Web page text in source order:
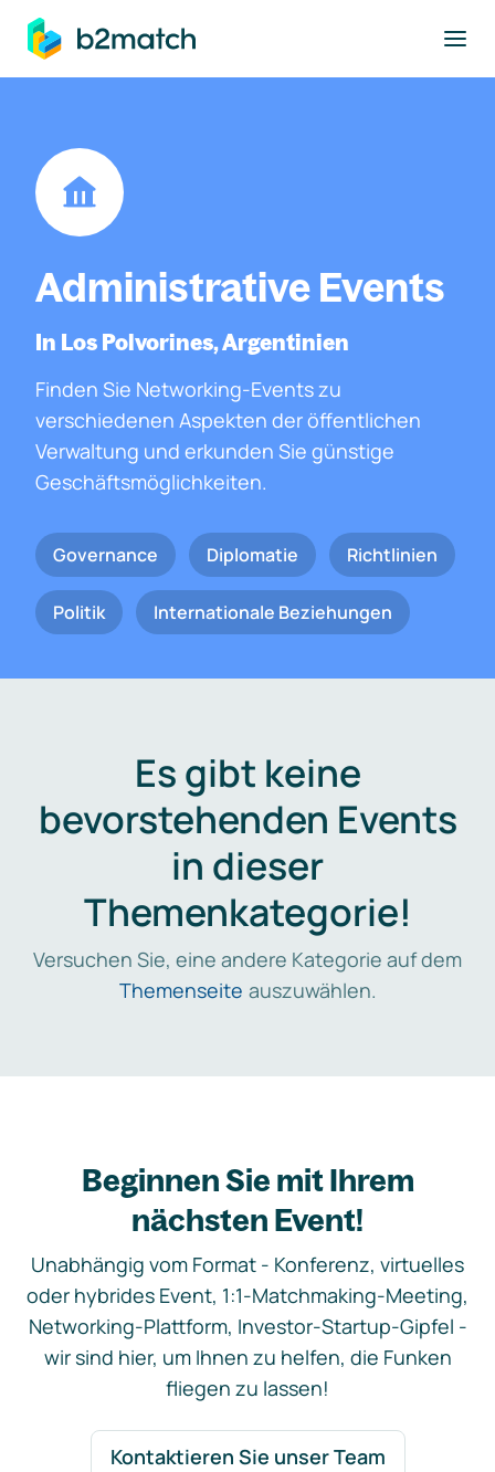
springen
Administrative Events
In Los Polvorines, Argentinien
Finden Sie Networking-Events zu
verschiedenen Aspekten der öffentlichen
Verwaltung und erkunden Sie günstige
Geschäftsmöglichkeiten.
Governance Diplomatie Richtlinien
Politik Internationale Beziehungen
Es gibt keine
bevorstehenden Events
in dieser
Themenkategorie!
Versuchen Sie, eine andere Kategorie auf dem
Themenseite auszuwählen.
Beginnen Sie mit Ihrem
nächsten Event!
Unabhängig vom Format - Konferenz, virtuelles
oder hybrides Event, 1:1-Matchmaking-Meeting,
Networking-Plattform, Investor-Startup-Gipfel -
wir sind hier, um Ihnen zu helfen, die Funken
fliegen zu lassen!
Kontaktieren Sie unser Team